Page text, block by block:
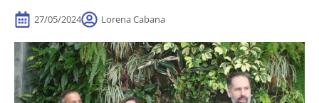
27/05/2024 Lorena Cabana